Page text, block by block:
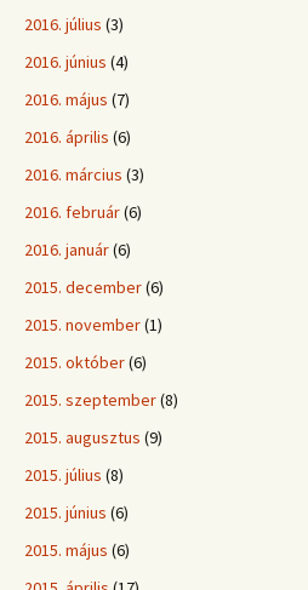
2016. július (3)
2016. június (4)
2016. május (7)
2016. április (6)
2016. március (3)
2016. február(6)
2016. január(6)
2015. december(6)
2015. november(1)
2015. október(6)
2015. szeptember(8)
2015. augusztus (9)
2015. július (8)
2015. június (6)
2015. május (6)